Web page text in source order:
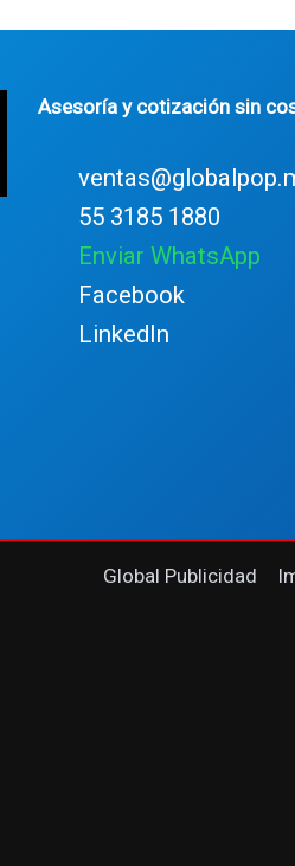
Asesoría y cotización sin
55 3185 1880
Enviar WhatsApp
Facebook
LinkedIn
Global Publicidad